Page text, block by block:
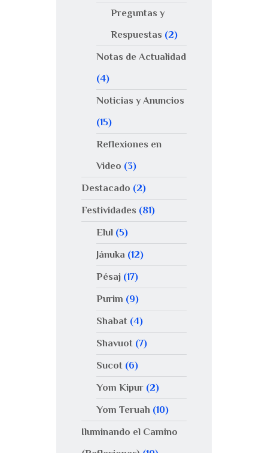
Preguntas y
Respuestas (2)
Notas de Actualidad
(4)
Noticias y Anuncios
(15)
Reflexiones en
Video (3)
Destacado (2)
Festividades (81)
Elul(5)
Jánuka (12)
Pésaj(17)
Purim (9)
Shabat(4)
Shavuot(7)
Sucot(6)
Yom Kipur(2)
Yom Teruah (10)
Iluminando el Camino